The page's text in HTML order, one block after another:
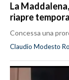
La
riapre
Concessa una
Claudio Modesto